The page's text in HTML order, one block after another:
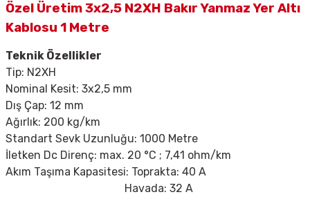
Özel Üretim 3x2,5 N2XH Bakır Yanmaz Yer Altı
Kablosu 1 Metre
Teknik Özellikler
Tip: N2XH
Nominal Kesit: 3x2,5 mm
Dış Çap: 12 mm
Ağırlık: 200 kg/km
Standart Sevk Uzunluğu: 1000 Metre
İletken Dc Direnç: max. 20 °C ; 7,41 ohm/km
Akım Taşıma Kapasitesi: Toprakta: 40 A
Havada: 32 A